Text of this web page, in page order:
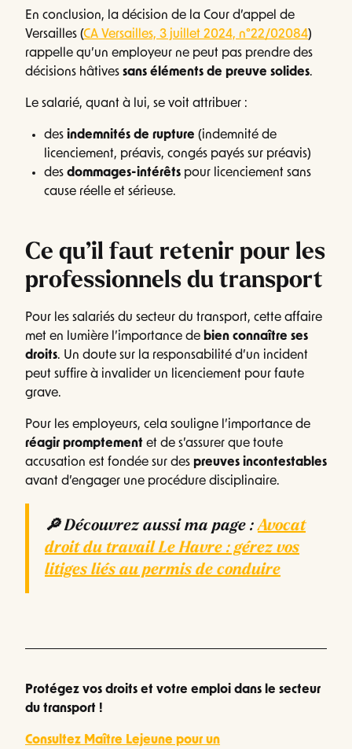
En conclusion, la décision de la Cour d’appel de
Versailles (CA Versailles, 3 juillet 2024, n°22/02084)
rappelle qu’un employeur ne peut pas prendre des
décisions hâtives sans éléments de preuve solides.
Le salarié, quant à lui, se voit attribuer :
des indemnités de rupture (indemnité de
licenciement, préavis, congés payés sur préavis)
des dommages-intérêts pour licenciement sans
cause réelle et sérieuse.
Ce qu’il faut retenir pour les
professionnels du transport
Pour les salariés du secteur du transport, cette affaire
met en lumière l’importance de bien connaître ses
droits. Un doute sur la responsabilité d’un incident
peut suffire à invalider un licenciement pour faute
grave.
Pour les employeurs, cela souligne l’importance de
réagir promptement et de s’assurer que toute
accusation est fondée sur des preuves incontestables
avant d’engager une procédure disciplinaire.
🔎 Découvrez aussi ma page :Avocat
droit du travail Le Havre : gérez vos
litiges liés au permis de conduire
Protégez vos droits et votre emploi dans le secteur
du transport !
Consultez Maître Lejeune pour un